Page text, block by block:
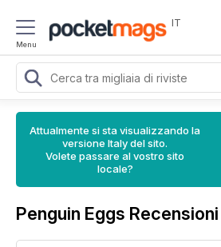
Menu
IT
Attualmente si sta visualizzando la
versione Italy del sito.
Volete passare al vostro sito
locale?
Penguin Eggs Recensioni